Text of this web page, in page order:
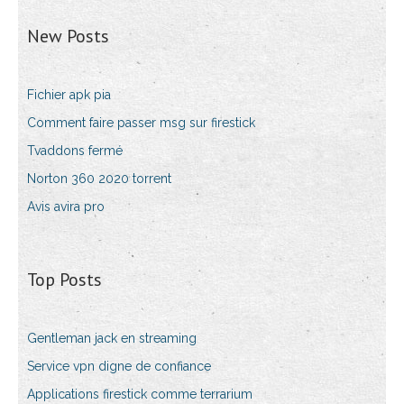
New Posts
Fichier apk pia
Comment faire passer msg sur firestick
Tvaddons fermé
Norton 360 2020 torrent
Avis avira pro
Top Posts
Gentleman jack en streaming
Service vpn digne de confiance
Applications firestick comme terrarium